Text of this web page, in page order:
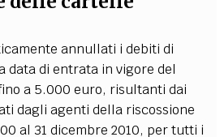
annullati i debiti di
data di entrata in vigore del
a 5.000 euro, risultanti dai
dagli agenti della riscossione
al 31 dicembre 2010, per tutti i